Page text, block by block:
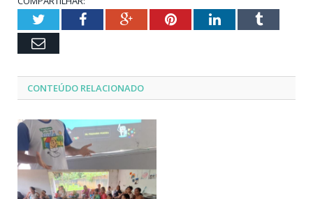
TwitterFacebookGoogle+PinterestLinkedInTumblr
Email
CONTEÚDO RELACIONADO